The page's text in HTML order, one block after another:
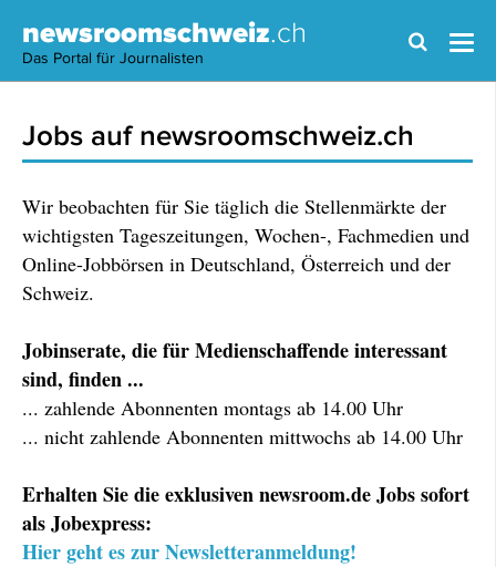
newsroomschweiz.ch
Das Portal für Journalisten
Jobs auf newsroomschweiz.ch
Wir beobachten für Sie täglich die Stellenmärkte der
wichtigsten Tageszeitungen, Wochen-, Fachmedien und
Online-Jobbörsen in Deutschland, Österreich und der
Schweiz.
Jobinserate, die für Medienschaffende interessant
sind, finden ...
... zahlende Abonnenten montags ab 14.00 Uhr
... nicht zahlende Abonnenten mittwochs ab 14.00 Uhr
Erhalten Sie die exklusiven newsroom.de Jobs sofort
als Jobexpress:
Hier geht es zur Newsletteranmeldung!